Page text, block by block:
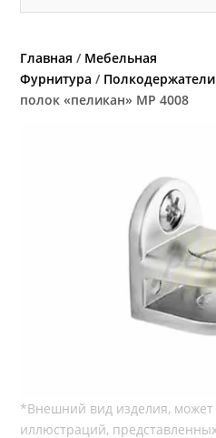
Главная / Мебельная
Фурнитура / Полкодержатели
полок «пеликан» МР 4008